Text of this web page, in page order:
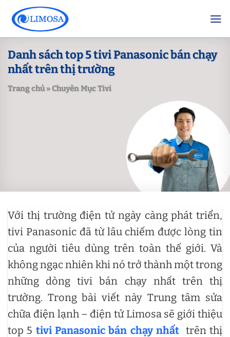
content
Danh sách top 5 tivi Panasonic bán chạy
nhất trên thị trường
Trang chủ»Chuyên Mục Tivi
Với thị trường điện tử ngày càng phát triển,
tivi Panasonic đã từ lâu chiếm được lòng tin
của người tiêu dùng trên toàn thế giới. Và
không ngạc nhiên khi nó trở thành một trong
những dòng tivi bán chạy nhất trên thị
trường. Trong bài viết này Trung tâm sửa
chữa điện lạnh – điện tử Limosa sẽ giới thiệu
top 5 tivi Panasonic bán chạy nhất trên thị